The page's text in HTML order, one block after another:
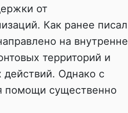
от
Как ранее писал
на внутренне
территорий и
действий. Однако с
помощи существенно